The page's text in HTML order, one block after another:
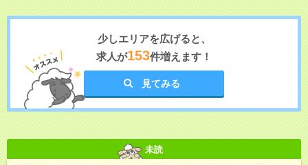
少しエリアを広げると、
求人が153件増えます！
見てみる
未読